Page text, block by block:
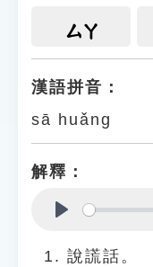
遊戲專區
貓頭鷹博士
ㄙㄚ
漢語拼音：
sā huǎng
解釋：
說謊話。